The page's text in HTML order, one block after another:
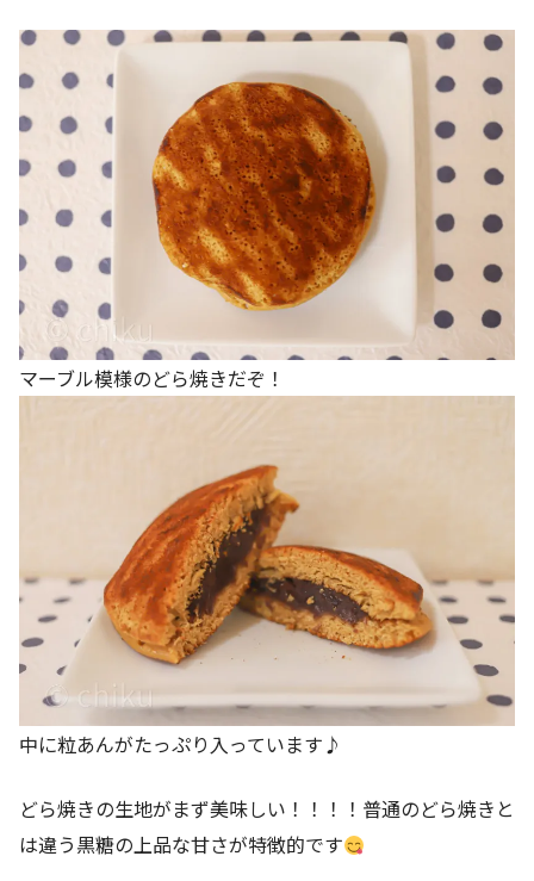
マーブル模様のどら焼きだぞ！
中に粒あんがたっぷり入っています♪
どら焼きの生地がまず美味しい！！！！普通のどら焼きと
は違う黒糖の上品な甘さが特徴的です